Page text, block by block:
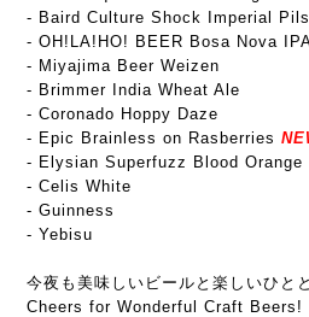
- Baird Culture Shock Imperial Pils
- OH!LA!HO! BEER Bosa Nova
- Miyajima Beer Weizen
- Brimmer India Wheat Ale
- Coronado Hoppy Daze
- Epic Brainless on Rasberries
- Elysian Superfuzz Blood Orange
- Celis White
- Guinness
- Yebisu
今夜も美味しいビールと楽しいひと
Cheers for Wonderful Craft Beers!